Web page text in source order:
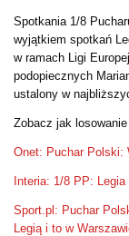
Spotkania 1/8
wyjątkiem spotkań
w ramach Ligi
podopiecznych
ustalony w
Zobacz jak
Onet: Puchar Polski:
Interia: 1/8 PP:
Sport.pl: Puchar
Legią i to w